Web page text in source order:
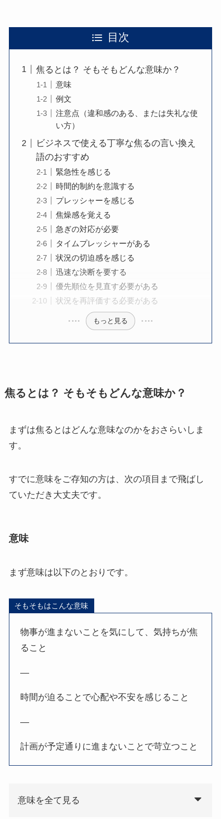
目次
焦るとは？ そもそもどんな意味か？
意味
例文
注意点（違和感のある、または失礼な使
い方）
ビジネスで使える丁寧な焦るの言い換え
語のおすすめ
緊急性を感じる
時間的制約を意識する
プレッシャーを感じる
焦燥感を覚える
急ぎの対応が必要
タイムプレッシャーがある
状況の切迫感を感じる
迅速な決断を要する
優先順位を見直す必要がある
状況を再評価する必要がある
もっと見る
焦るとは？ そもそもどんな意味か？
まずは焦るとはどんな意味なのかをおさらいしま
す。
すでに意味をご存知の方は、次の項目まで飛ばし
ていただき大丈夫です。
意味
まず意味は以下のとおりです。
そもそもはこんな意味
物事が進まないことを気にして、気持ちが焦
ること
—
時間が迫ることで心配や不安を感じること
—
計画が予定通りに進まないことで苛立つこと
意味を全て見る